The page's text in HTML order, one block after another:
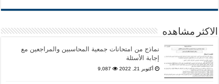
الاكثر مشاهده
نماذج من امتحانات جمعية المحاسبين والمراجعين مع
إجابة الأسئلة
أكتوبر 21, 2022 9,087